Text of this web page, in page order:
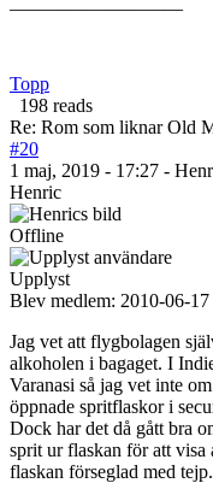
Topp
198 reads
Re: Rom som liknar Old
#20
1 maj, 2019 - 17:27 -
Henric
Offline
Upplyst
Blev medlem: 2010-06-17
Jag vet att flygbolagen
alkoholen i bagaget. I
Varanasi så jag vet inte
öppnade spritflaskor i
Dock har det då gått bra
sprit ur flaskan för att visa
flaskan förseglad med